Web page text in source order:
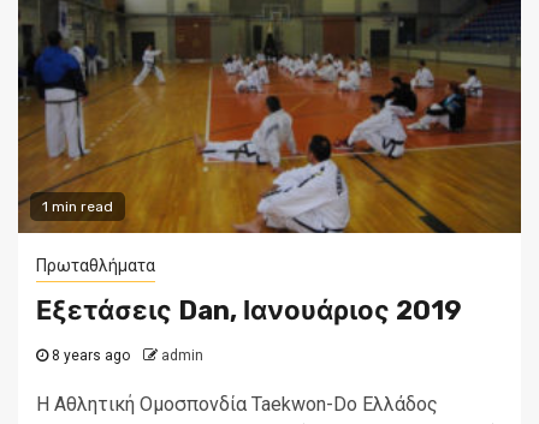
1 min read
Πρωταθλήματα
Εξετάσεις Dan, Ιανουάριος 2019
8 years ago admin
Η Αθλητική Ομοσπονδία Taekwon-Do Ελλάδος